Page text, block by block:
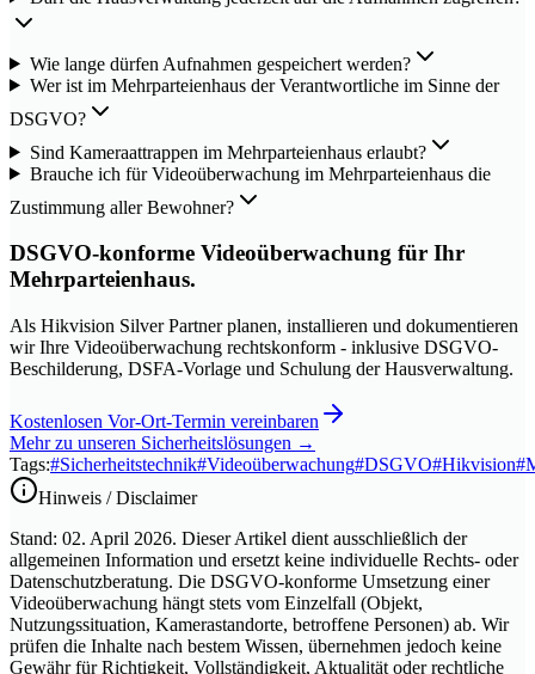
Wie lange dürfen Aufnahmen gespeichert werden?
Wer ist im Mehrparteienhaus der Verantwortliche im Sinne der
DSGVO?
Sind Kameraattrappen im Mehrparteienhaus erlaubt?
Brauche ich für Videoüberwachung im Mehrparteienhaus die
Zustimmung aller Bewohner?
DSGVO-konforme Videoüberwachung für Ihr
Mehrparteienhaus.
Als Hikvision Silver Partner planen, installieren und dokumentieren
wir Ihre Videoüberwachung rechtskonform - inklusive DSGVO-
Beschilderung, DSFA-Vorlage und Schulung der Hausverwaltung.
Kostenlosen Vor-Ort-Termin vereinbaren
Mehr zu unseren Sicherheitslösungen →
Tags:#Sicherheitstechnik#Videoüberwachung#DSGVO#Hikvision#
Hinweis / Disclaimer
Stand: 02. April 2026. Dieser Artikel dient ausschließlich der
allgemeinen Information und ersetzt keine individuelle Rechts- oder
Datenschutzberatung. Die DSGVO-konforme Umsetzung einer
Videoüberwachung hängt stets vom Einzelfall (Objekt,
Nutzungssituation, Kamerastandorte, betroffene Personen) ab. Wir
prüfen die Inhalte nach bestem Wissen, übernehmen jedoch keine
Gewähr für Richtigkeit, Vollständigkeit, Aktualität oder rechtliche